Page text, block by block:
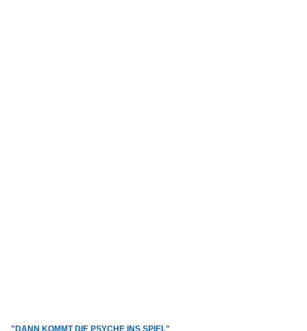
"DANN KOMMT DIE PSYCHE INS SPIEL"